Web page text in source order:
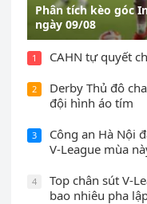
Phân tích kèo góc
ngày 09/08
1 CAHN tự quyết
2
Derby Thủ đô
đội hình áo tím
3
Công an Hà Nội
V-League mùa
4
Top chân sút V-
bao nhiêu pha